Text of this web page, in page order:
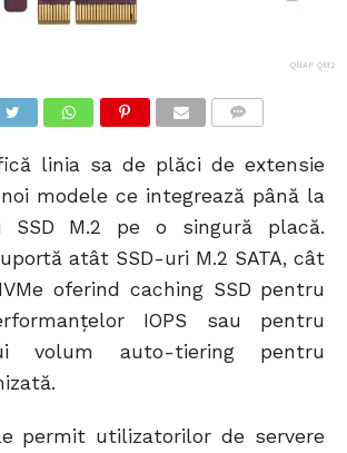
QNAP QM2
linia sa de plăci de extensie
modele ce integrează până la
SSD M.2 pe o singură placă.
atât SSD-uri M.2 SATA, cât
oferind caching SSD pentru
IOPS sau pentru
volum auto-tiering pentru
permit utilizatorilor de servere